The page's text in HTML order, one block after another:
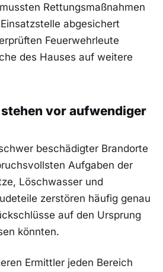
Rettungsmaßnahmen
abgesichert
Feuerwehrleute
des Hauses auf weitere
vor aufwendiger
beschädigter Brandorte
Aufgaben der
Löschwasser und
zerstören häufig genau
auf den Ursprung
könnten.
Ermittler jeden Bereich